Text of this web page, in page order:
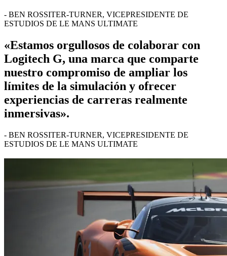
- BEN ROSSITER-TURNER, VICEPRESIDENTE DE
ESTUDIOS DE LE MANS ULTIMATE
«Estamos orgullosos de colaborar con
Logitech G, una marca que comparte
nuestro compromiso de ampliar los
límites de la simulación y ofrecer
experiencias de carreras realmente
inmersivas».
- BEN ROSSITER-TURNER, VICEPRESIDENTE DE
ESTUDIOS DE LE MANS ULTIMATE